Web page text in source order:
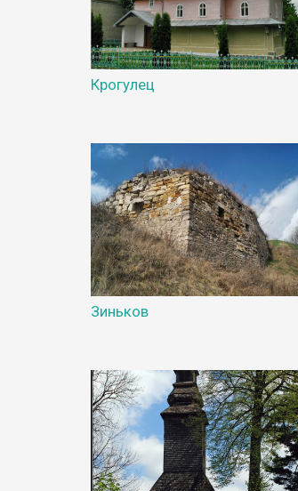
Крогулец
Зиньков